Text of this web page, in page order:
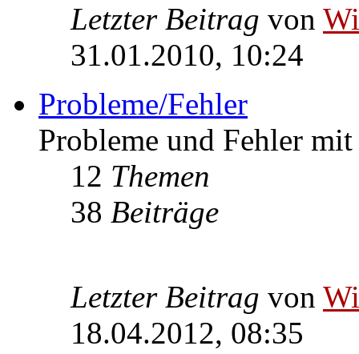
Letzter Beitrag von
31.01.2010, 10:24
Probleme/Fehler
Probleme und Fehler
12 Themen
38 Beiträge
Letzter Beitrag von
18.04.2012, 08:35